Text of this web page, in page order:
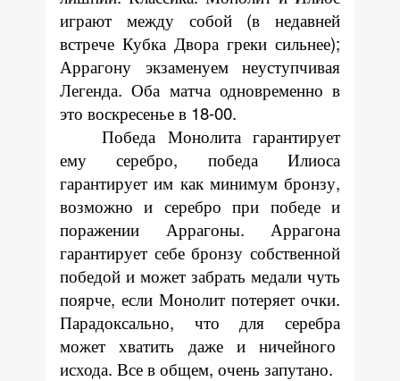
играют между собой (в недавней
встрече Кубка Двора греки сильнее);
Аррагону экзаменуем неуступчивая
Легенда. Оба матча одновременно в
это воскресенье в 18-00.
Победа Монолита гарантирует
ему серебро, победа Илиоса
гарантирует им как минимум бронзу,
возможно и серебро при победе и
поражении Аррагоны. Аррагона
гарантирует себе бронзу собственной
победой и может забрать медали чуть
поярче, если Монолит потеряет очки.
Парадоксально, что для серебра
может хватить даже и ничейного
исхода. Все в общем, очень запутано.